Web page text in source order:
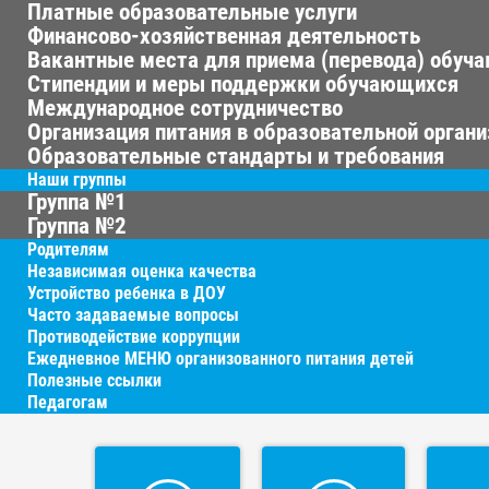
Платные образовательные услуги
Финансово-хозяйственная деятельность
Вакантные места для приема (перевода)
Стипендии и меры поддержки обучающихся
Международное сотрудничество
Организация питания в образовательной
Образовательные стандарты и требования
Наши группы
Группа №1
Группа №2
Родителям
Независимая оценка качества
Устройство ребенка в ДОУ
Часто задаваемые вопросы
Противодействие коррупции
Ежедневное МЕНЮ организованного питания детей
Полезные ссылки
Педагогам